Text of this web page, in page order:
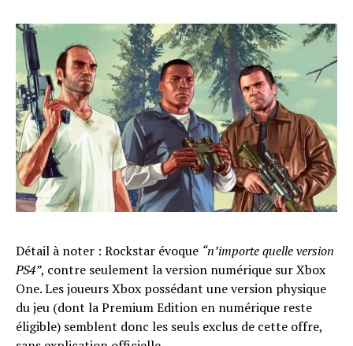
Détail à noter : Rockstar évoque “n’importe quelle version
PS4”, contre seulement la version numérique sur Xbox
One. Les joueurs Xbox possédant une version physique
du jeu (dont la Premium Edition en numérique reste
éligible) semblent donc les seuls exclus de cette offre,